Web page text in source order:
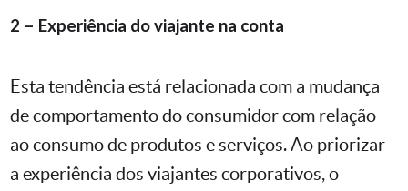
2 – Experiência do viajante na conta
Esta tendência está relacionada com a mudança
de comportamento do consumidor com relação
ao consumo de produtos e serviços. Ao priorizar
a experiência dos viajantes corporativos, o